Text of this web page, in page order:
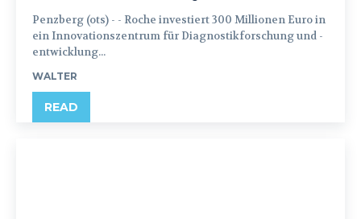
Penzberg (ots) - - Roche investiert 300 Millionen Euro in
ein Innovationszentrum für Diagnostikforschung und -
entwicklung...
WALTER
READ